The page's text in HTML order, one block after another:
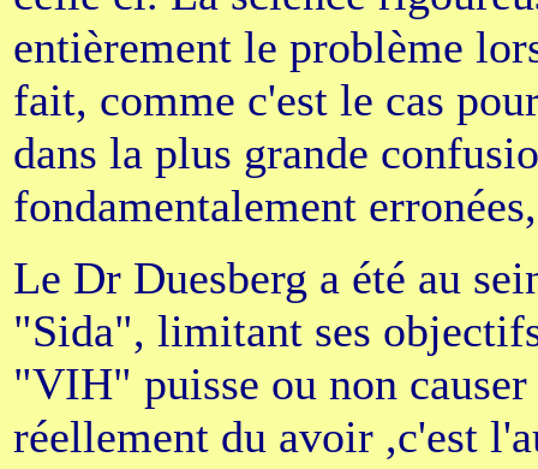
entièrement le problème
fait, comme c'est le cas
dans la plus grande
fondamentalement
Le Dr Duesberg a été au
"Sida", limitant ses
"VIH" puisse ou non
réellement du avoir ,c'est